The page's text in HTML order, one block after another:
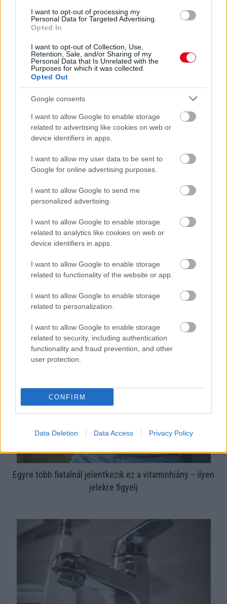
I want to opt-out of processing my
Personal Data for Targeted Advertising.
Opted In
I want to opt-out of Collection, Use,
Retention, Sale, and/or Sharing of my
Personal Data that Is Unrelated with the
Purposes for which it was collected.
Opted Out
Google consents
I want to allow Google to enable storage
related to advertising like cookies on web or
device identifiers in apps.
I want to allow my user data to be sent to
Google for online advertising purposes.
I want to allow Google to send me
personalized advertising.
I want to allow Google to enable storage
related to analytics like cookies on web or
device identifiers in apps.
I want to allow Google to enable storage
related to functionality of the website or app.
I want to allow Google to enable storage
related to personalization.
I want to allow Google to enable storage
related to security, including authentication
functionality and fraud prevention, and other
user protection.
CONFIRM
Data Deletion Data Access Privacy Policy
Nem ecettel és nem szódabikarbónával: ezzel lesz
újra csillogó a vízköves csap
érzelmi intelligenciára utalhat
Sokan rosszul tárolják a gyógyszereiket – emiatt
csökkenhet a hatásuk
Egyre több fiatalnál jelentkezik ez a vitaminhiány – ilyen
jelekre figyelj